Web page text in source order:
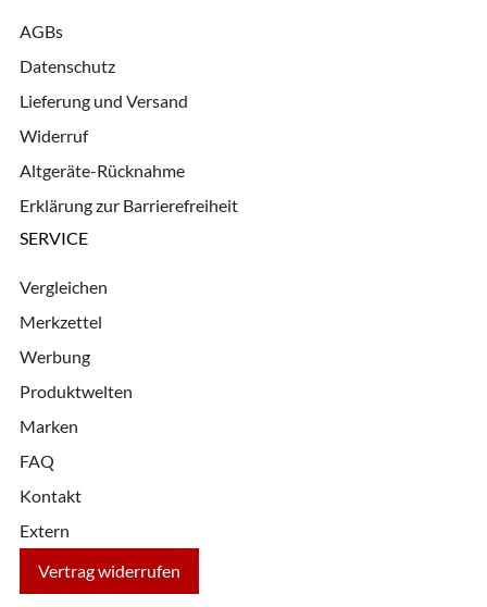
AGBs
Datenschutz
Lieferung und Versand
Widerruf
Altgeräte-Rücknahme
Erklärung zur Barrierefreiheit
SERVICE
Vergleichen
Merkzettel
Werbung
Produktwelten
Marken
FAQ
Kontakt
Extern
Vertrag widerrufen